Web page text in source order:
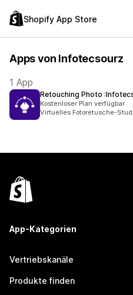
Shopify App Store
Apps von Infotecsourz
1 App
Retouching Photo
Kostenloser Plan verfügbar
Virtuelles Fotoretusche-
App-Kategorien
Vertriebskanäle
Produkte finden